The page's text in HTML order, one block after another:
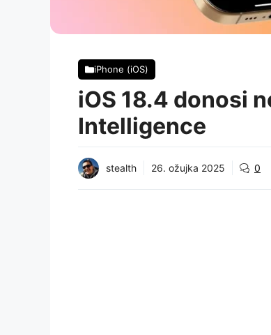
iPhone (iOS)
iOS 18.4 donosi
Intelligence
stealth 26. ožujka 2025 0